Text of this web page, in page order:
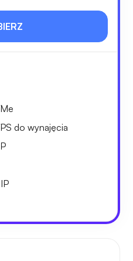
do wynajęcia